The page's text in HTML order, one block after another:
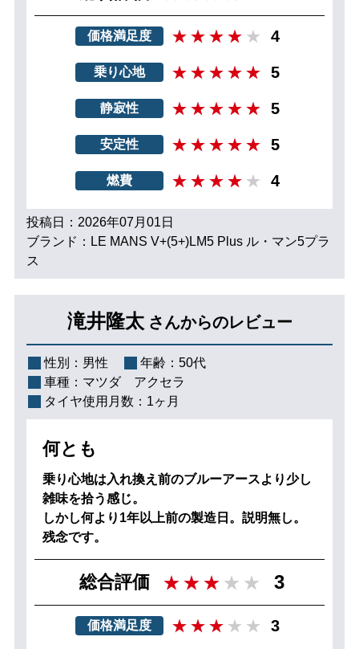
価格満足度 4
乗り心地 5
静寂性 5
安定性 5
燃費 4
投稿日：2026年07月01日
ブランド：LE MANS V+(5+)LM5 Plus ル・マン5プラ
ス
滝井隆太 さんからのレビュー
性別： 男性 年齢： 50代
車種： マツダ アクセラ
タイヤ使用月数： 1ヶ月
何とも
乗り心地は入れ換え前のブルーアースより少し
雑味を拾う感じ。
しかし何より1年以上前の製造日。説明無し。
残念です。
総合評価 3
価格満足度 3